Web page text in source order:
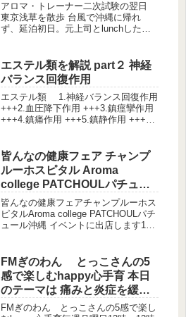
アロマ・トレーナー二次試験の翌日
東京浅草を散歩 台風で沖縄に帰れ
ず、延泊初日。元上司とlunchしたあ
イツリーが見えたからナビを見ると徒
歩19分スカイツリーの下まで行って...
エステル類を解説 part２ 神経
バランス回復作用
エステル類 1.神経バランス回復作用
+++2.血圧降下作用 +++3.鎮痙攣作用
+++4.鎮痛作用 +++5.鎮静作用 +++6.
用、抗炎症作用について説明い...
皆んなの健康フェア チャンプ
ルーホスピタル Aroma
college PATCHOULパチュー
ル沖縄
皆んなの健康フェアチャンプルーホス
ピタルAroma college PATCHOULパチ
ュール沖縄 イベントに出店します14
ケンソーブランドです。他のブース
も、一つ一つ...
FMぎのわん とっこさんの5
感で楽しむhappy心手育 本日
のテーマは 痛みと炎症を緩和
するアロマクラフト
FMぎのわん とっこさんの5感で楽し